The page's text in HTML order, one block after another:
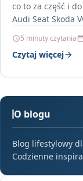
co to za część i
Audi Seat Skoda
5 minuty czytania
Czytaj więcej
O blogu
Blog lifestylowy
Codzienne